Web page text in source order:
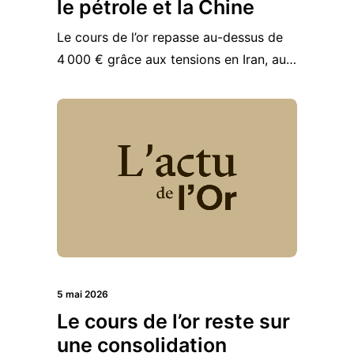
le pétrole et la Chine
Le cours de l’or repasse au-dessus de
4 000 € grâce aux tensions en Iran, au…
5 mai 2026
Le cours de l’or reste sur
une consolidation